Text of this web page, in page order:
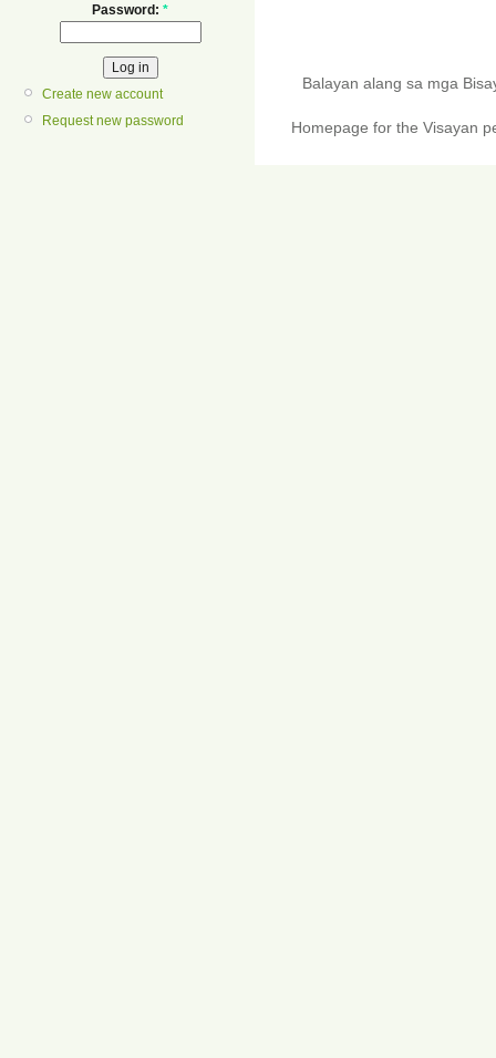
Password: *
Create new account
Request new password
Balayan alang sa mga
Homepage for the Visayan